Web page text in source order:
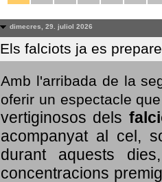
dimecres, 29. juliol 2026
Els falciots ja es
Amb l'arribada de la
oferir un espectacle
vertiginosos dels
acompanyat al cel,
durant aquests
concentracions